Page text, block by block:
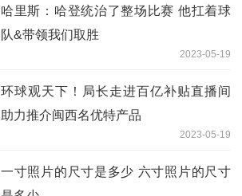
哈里斯：哈登统治了整场比赛 他扛着球
队&带领我们取胜
2023-05-19
环球观天下！局长走进百亿补贴直播间
助力推介闽西名优特产品
2023-05-19
一寸照片的尺寸是多少 六寸照片的尺寸